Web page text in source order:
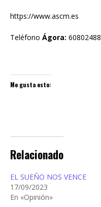
https://www.ascm.es
Teléfono Ágora:
Me gusta esto:
Relacionado
EL SUEÑO NOS VENCE
17/09/2023
En «Opinión»